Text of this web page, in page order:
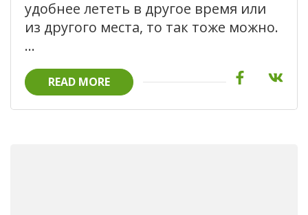
удобнее лететь в другое время или
из другого места, то так тоже можно.
…
READ MORE